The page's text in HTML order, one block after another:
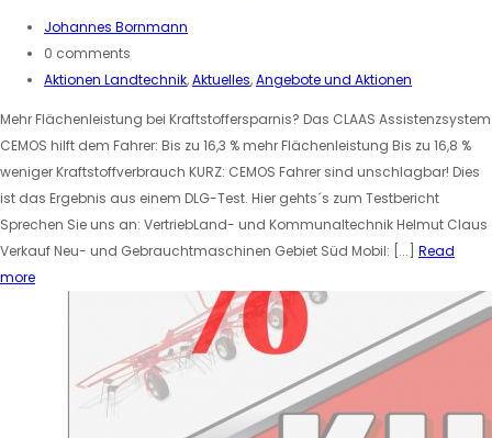
Johannes Bornmann
0 comments
Aktionen Landtechnik,Aktuelles,Angebote und Aktionen
Mehr Flächenleistung bei Kraftstoffersparnis? Das CLAAS Assistenzsystem
CEMOS hilft dem Fahrer: Bis zu 16,3 % mehr Flächenleistung Bis zu 16,8 %
weniger Kraftstoffverbrauch KURZ: CEMOS Fahrer sind unschlagbar! Dies
ist das Ergebnis aus einem DLG-Test. Hier gehts´s zum Testbericht
Sprechen Sie uns an: VertriebLand- und Kommunaltechnik Helmut Claus
Verkauf Neu- und Gebrauchtmaschinen Gebiet Süd Mobil: [...] Read
more